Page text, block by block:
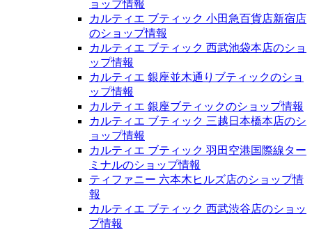
ョップ情報
カルティエ ブティック 小田急百貨店新宿店
のショップ情報
カルティエ ブティック 西武池袋本店のショ
ップ情報
カルティエ 銀座並木通りブティックのショ
ップ情報
カルティエ 銀座ブティックのショップ情報
カルティエ ブティック 三越日本橋本店のシ
ョップ情報
カルティエ ブティック 羽田空港国際線ター
ミナルのショップ情報
ティファニー 六本木ヒルズ店のショップ情
報
カルティエ ブティック 西武渋谷店のショッ
プ情報